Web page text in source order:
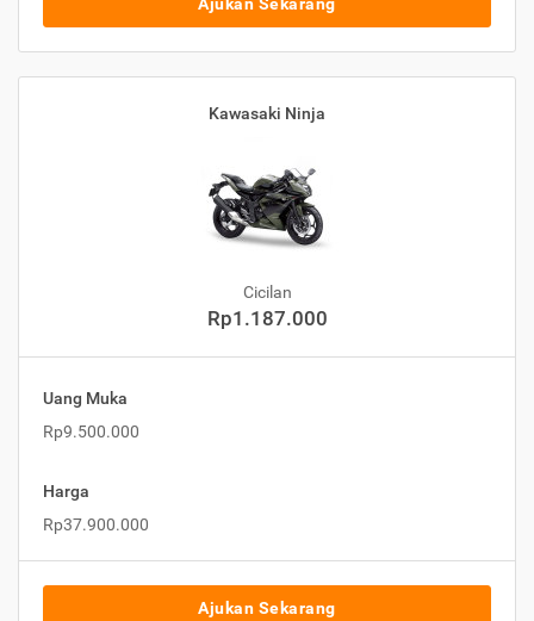
Ajukan Sekarang
Kawasaki Ninja
Cicilan
Rp1.187.000
Uang Muka
Rp9.500.000
Harga
Rp37.900.000
Ajukan Sekarang